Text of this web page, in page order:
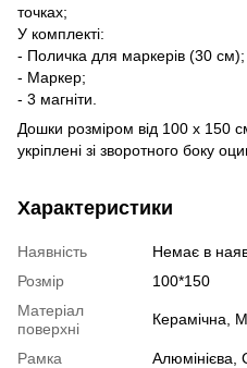
точках;
У комплекті:
- Поличка для маркерів (30 см);
- Маркер;
- 3 магніти.
Дошки розміром від 100 х 150
укріплені зі зворотного боку
Характеристики
Наявність
Немає в
Розмір
100*150
Матеріал
поверхні
Керамічна,
Рамка
Алюмінієва,